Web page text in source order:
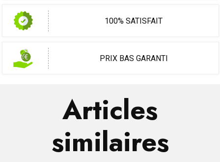
100% SATISFAIT
PRIX BAS GARANTI
Articles
similaires